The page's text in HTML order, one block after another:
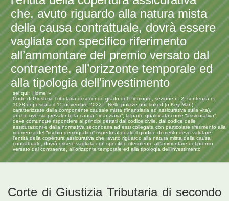
che, avuto riguardo alla natura mista
della causa contrattuale, dovrà essere
vagliata con specifico riferimento
all’ammontare del premio versato dal
contraente, all’orizzonte temporale ed
alla tipologia dell’investimento
sei qui:
Home
Corte di Giustizia Tributaria di secondo grado del Piemonte, sezione n. 2, sentenza n.
1038 depositata il 15 novembre 2022 – Nelle polizze unit linked (o Key Man),
caratterizzate dalla componente causale mista (finanziaria ed assicurativa sulla vita),
anche ove sia prevalente la causa “finanziaria”, la parte qualificata come “assicurativa”
deve comunque rispondere ai principi dettati dal codice civile, dal codice delle
assicurazioni e dalla normativa secondaria ad essi collegata con particolare riferimento alla
ricorrenza del “rischio demografico” rispetto al quale il giudice di merito deve valutare
l’entità della copertura assicurativa che, avuto riguardo alla natura mista della causa
contrattuale, dovrà essere vagliata con specifico riferimento all’ammontare del premio
versato dal contraente, all’orizzonte temporale ed alla tipologia dell’investimento
Corte di Giustizia Tributaria di secondo